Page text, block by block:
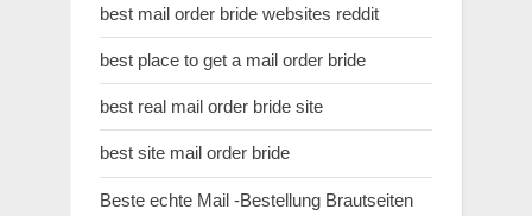
best mail order bride websites reddit
best place to get a mail order bride
best real mail order bride site
best site mail order bride
Beste echte Mail -Bestellung Brautseiten